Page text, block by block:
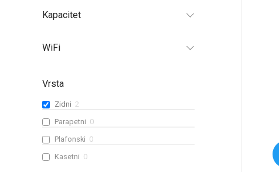
Kapacitet
WiFi
Vrsta
Zidni 2
Parapetni 0
Plafonski 0
Kasetni 0